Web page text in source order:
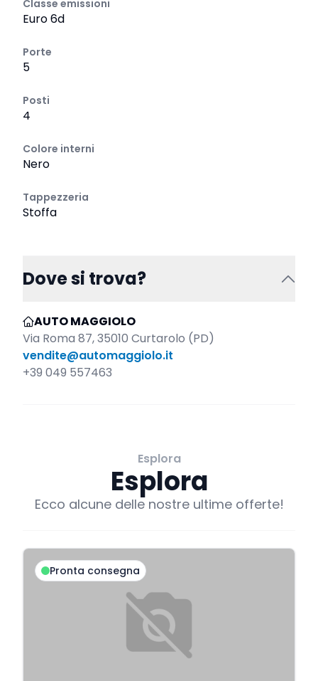
Classe emissioni
Euro 6d
Porte
5
Posti
4
Colore interni
Nero
Tappezzeria
Stoffa
Dove si trova?
AUTO MAGGIOLO
Via Roma 87, 35010 Curtarolo (PD)
vendite@automaggiolo.it
+39 049 557463
Esplora
Esplora
Ecco alcune delle nostre ultime offerte!
Pronta consegna